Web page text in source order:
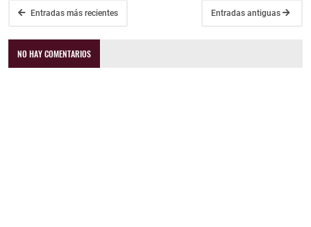
Entradas más recientes Entradas antiguas
NO HAY COMENTARIOS